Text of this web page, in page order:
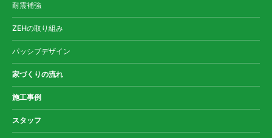
耐震補強
ZEHの取り組み
パッシブデザイン
家づくりの流れ
施工事例
スタッフ